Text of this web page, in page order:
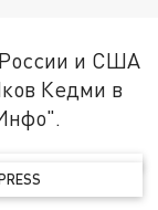
и США
Кедми в